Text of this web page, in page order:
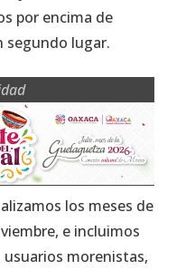
por encima de
segundo lugar.
los meses de
e incluimos
usuarios morenistas,